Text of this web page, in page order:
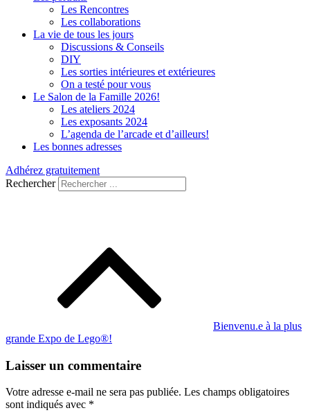
Les Rencontres
Les collaborations
La vie de tous les jours
Discussions & Conseils
DIY
Les sorties intérieures et extérieures
On a testé pour vous
Le Salon de la Famille 2026!
Les ateliers 2024
Les exposants 2024
L’agenda de l’arcade et d’ailleurs!
Les bonnes adresses
Adhérez gratuitement
Rechercher
Bienvenu.e à la plus
grande Expo de Lego®!
Laisser un commentaire
Votre adresse e-mail ne sera pas publiée. Les champs obligatoires
sont indiqués avec *